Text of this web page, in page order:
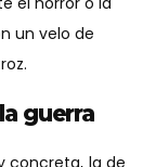
un velo de
guerra